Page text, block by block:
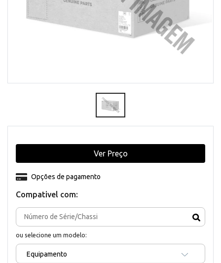
Compativel com:
ou selecione um modelo:
Equipamento
Opções de pagamento
Ver Preço